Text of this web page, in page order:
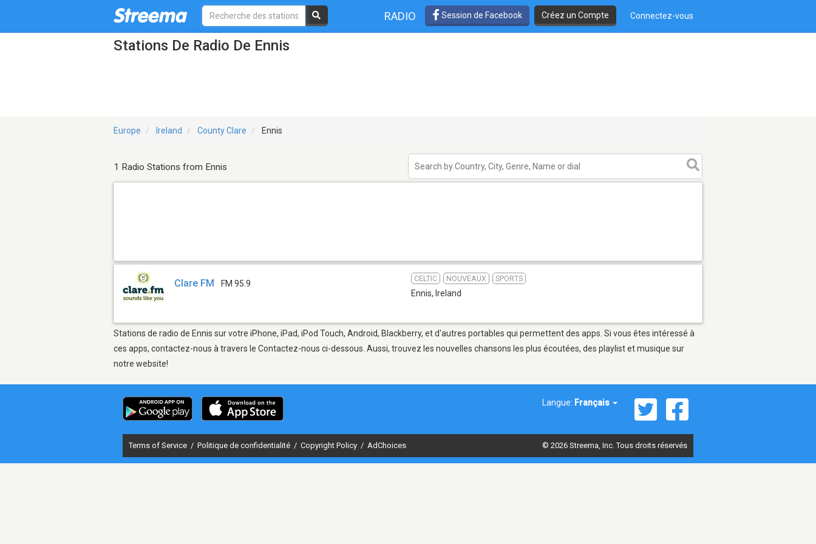
RADIO Session de Facebook Créez un Compte Connectez-vous
Stations De Radio De Ennis
Europe Ireland County Clare Ennis
1 Radio Stations from Ennis
Clare FM FM 95.9
CELTIC NOUVEAUX SPORTS
Ennis, Ireland
Stations de radio de Ennis sur votre iPhone, iPad, iPod Touch, Android, Blackberry, et d'autres portables qui permettent des apps. Si vous êtes intéressé à
ces apps, contactez-nous à travers le Contactez-nous ci-dessous. Aussi, trouvez les nouvelles chansons les plus écoutées, des playlist et musique sur
notre website!
Langue: Français
Terms of Service / Politique de confidentialité / Copyright Policy / AdChoices © 2026 Streema, Inc. Tous droits réservés